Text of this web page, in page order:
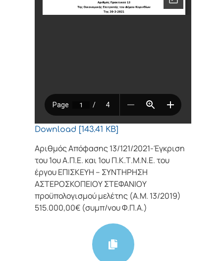
Download [143.41 KB]
Αριθμός Απόφασης 13/121/2021-Έγκριση
του 1ου Α.Π.Ε. και 1ου Π.Κ.Τ.Μ.Ν.Ε. του
έργου ΕΠΙΣΚΕΥΗ – ΣΥΝΤΗΡΗΣΗ
ΑΣΤΕΡΟΣΚΟΠΕΙΟΥ ΣΤΕΦΑΝΙΟΥ
προϋπολογισμού μελέτης (Α.Μ. 13/2019)
515.000,00€ (συμπ/νου Φ.Π.Α.)